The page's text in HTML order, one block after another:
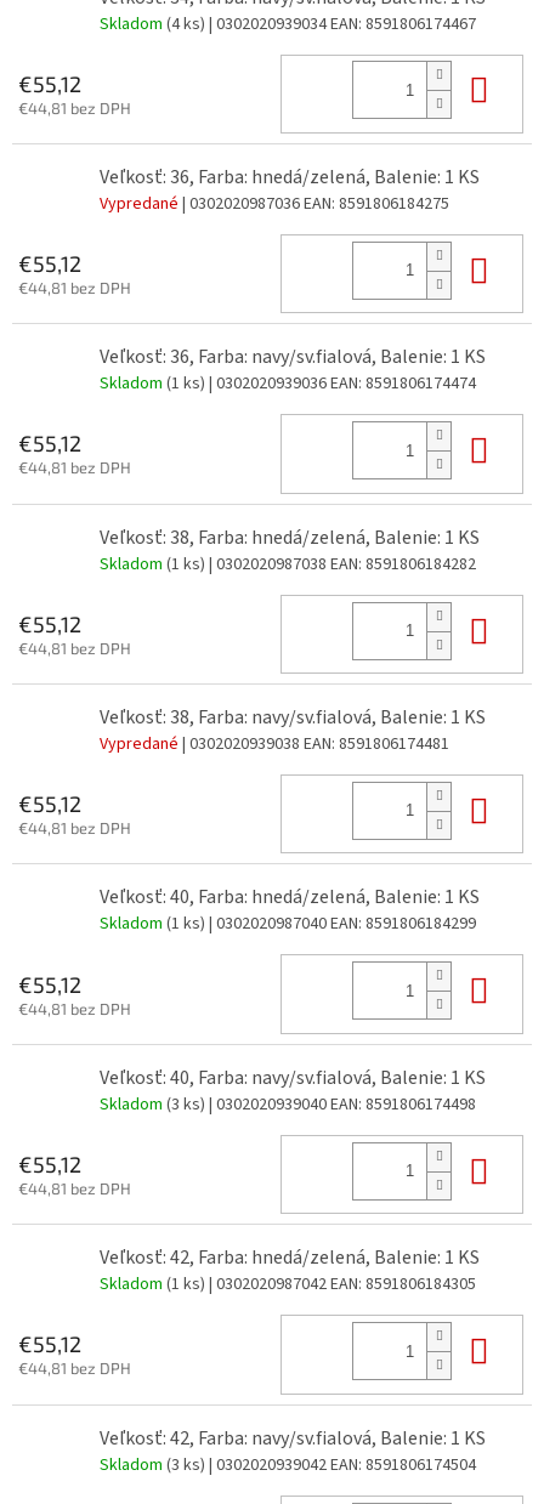
Skladom (4 ks) | 0302020939034EAN: 8591806174467
€55,12
€44,81 bez DPH
Veľkosť: 36, Farba: hnedá/zelená, Balenie: 1 KS
Vypredané | 0302020987036EAN: 8591806184275
€55,12
€44,81 bez DPH
Veľkosť: 36, Farba: navy/sv.fialová, Balenie: 1 KS
Skladom (1 ks) | 0302020939036EAN: 8591806174474
€55,12
€44,81 bez DPH
Veľkosť: 38, Farba: hnedá/zelená, Balenie: 1 KS
Skladom (1 ks) | 0302020987038 EAN: 8591806184282
€55,12
€44,81 bez DPH
Veľkosť: 38, Farba: navy/sv.fialová, Balenie: 1 KS
Vypredané | 0302020939038 EAN: 8591806174481
€55,12
€44,81 bez DPH
Veľkosť: 40, Farba: hnedá/zelená, Balenie: 1 KS
Skladom (1 ks) | 0302020987040EAN: 8591806184299
€55,12
€44,81 bez DPH
Veľkosť: 40, Farba: navy/sv.fialová, Balenie: 1 KS
Skladom (3 ks) | 0302020939040EAN: 8591806174498
€55,12
€44,81 bez DPH
Veľkosť: 42, Farba: hnedá/zelená, Balenie: 1 KS
Skladom (1 ks) | 0302020987042EAN: 8591806184305
€55,12
€44,81 bez DPH
Veľkosť: 42, Farba: navy/sv.fialová, Balenie: 1 KS
Skladom (3 ks) | 0302020939042EAN: 8591806174504